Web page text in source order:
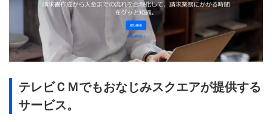
テレビＣＭでもおなじみスクエアが提供する
サービス。